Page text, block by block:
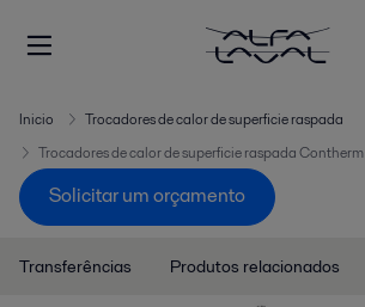
Inicio
Trocadores de calor de superficie raspada
Trocadores de calor de superficie raspada Contherm
Solicitar um orçamento
Transferências Produtos relacionados